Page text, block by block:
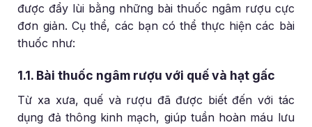
được đẩy lùi bằng những bài thuốc ngâm rượu cực
đơn giản. Cụ thể, các bạn có thể thực hiện các bài
thuốc như:
1.1. Bài thuốc ngâm rượu với quế và hạt gấc
Từ xa xưa, quế và rượu đã được biết đến với tác
dụng đả thông kinh mạch, giúp tuần hoàn máu lưu